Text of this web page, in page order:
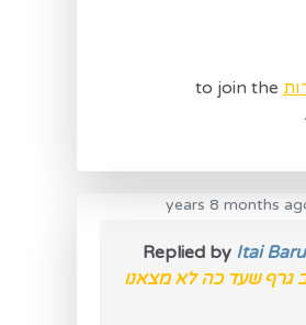
to join the
Replied by Itai
גרף שעד כה לא מצאנו